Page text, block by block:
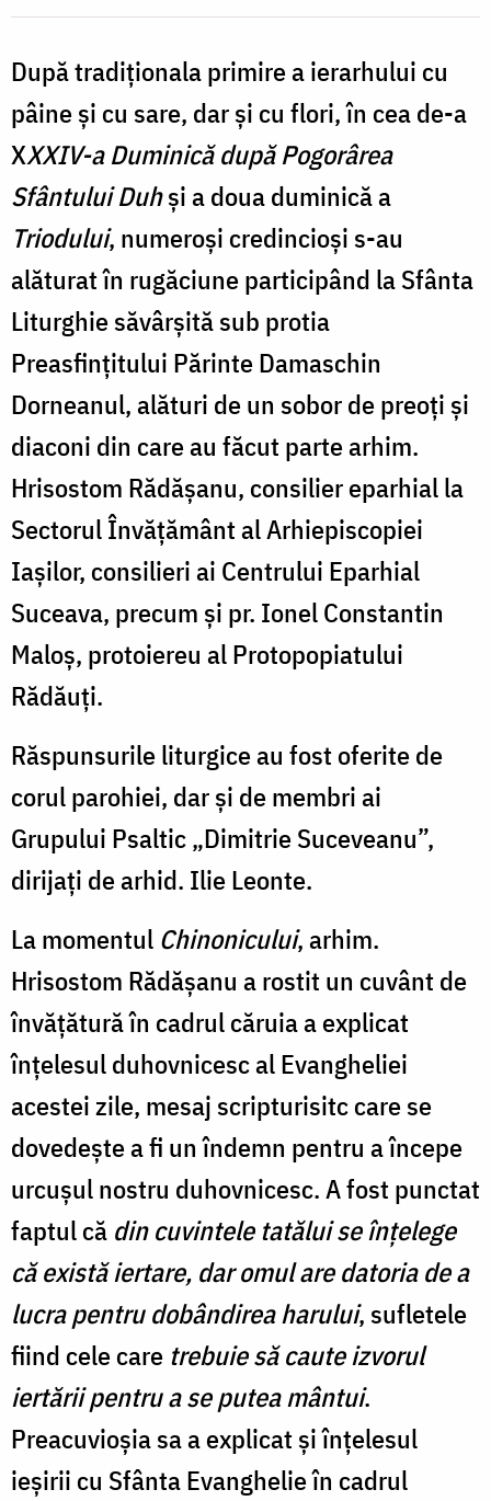
După tradiționala primire a ierarhului cu
pâine și cu sare, dar și cu flori, în cea de-a
XXXIV-a Duminică după Pogorârea
Sfântului Duhși a doua duminică a
Triodului, numeroși credincioși s-au
alăturat în rugăciune participând la Sfânta
Liturghie săvârșită sub protia
Preasfințitului Părinte Damaschin
Dorneanul, alături de un sobor de preoți și
diaconi din care au făcut parte arhim.
Hrisostom Rădășanu, consilier eparhial la
Sectorul Învățământ al Arhiepiscopiei
Iașilor, consilieri ai Centrului Eparhial
Suceava, precum și pr. Ionel Constantin
Maloș, protoiereu al Protopopiatului
Rădăuți.
Răspunsurile liturgice au fost oferite de
corul parohiei, dar și de membri ai
Grupului Psaltic „Dimitrie Suceveanu”,
dirijați de arhid. Ilie Leonte.
La momentul Chinonicului, arhim.
Hrisostom Rădășanu a rostit un cuvânt de
învățătură în cadrul căruia a explicat
înțelesul duhovnicesc al Evangheliei
acestei zile, mesaj scripturisitc care se
dovedește a fi un îndemn pentru a începe
urcușul nostru duhovnicesc. A fost punctat
faptul că din cuvintele tatălui se înțelege
că există iertare, dar omul are datoria de a
lucra pentru dobândirea harului, sufletele
fiind cele care trebuie să caute izvorul
iertării pentru a se putea mântui.
Preacuvioșia sa a explicat și înțelesul
ieșirii cu Sfânta Evanghelie în cadrul